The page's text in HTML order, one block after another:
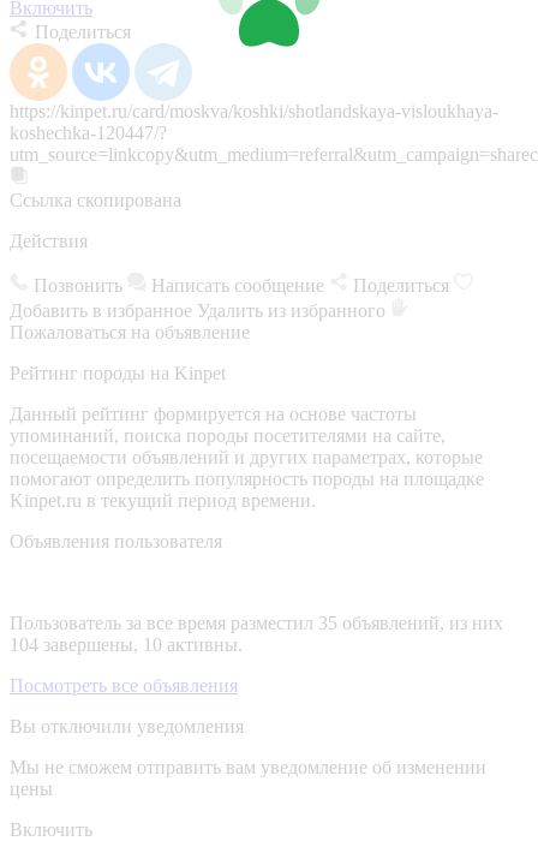
Включить
Поделиться
https://kinpet.ru/card/moskva/koshki/shotlandskaya-visloukhaya-
koshechka-120447/?
Ссылка скопирована
Действия
Позвонить Написать сообщение
Поделиться
Добавить в избранное Удалить из избранного
Пожаловаться на объявление
Рейтинг породы на Kinpet
Данный рейтинг формируется на основе частоты
упоминаний, поиска породы посетителями на сайте,
посещаемости объявлений и других параметрах, которые
помогают определить популярность породы на площадке
Kinpet.ru в текущий период времени.
Объявления пользователя
Пользователь за все время разместил 35 объявлений, из них
104 завершены, 10 активны.
Посмотреть все объявления
Вы отключили уведомления
Мы не сможем отправить вам уведомление об изменении
цены
Включить